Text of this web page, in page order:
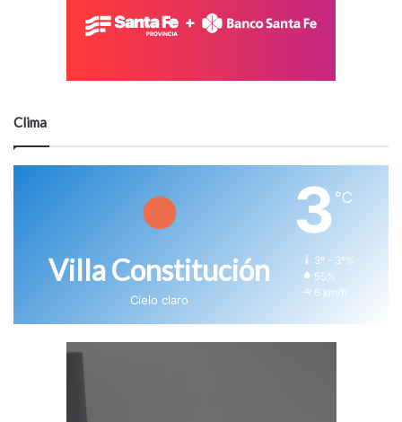
Clima
Villa Constitución
Cielo claro
3 ℃
3º - 3º%
55%
6 km/h